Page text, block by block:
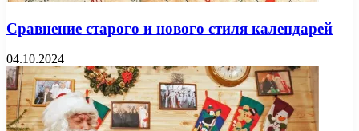
Сравнение старого и нового стиля календарей
04.10.2024